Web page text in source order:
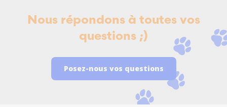
Nous répondons à toutes vos
questions ;)
Posez-nous vos questions